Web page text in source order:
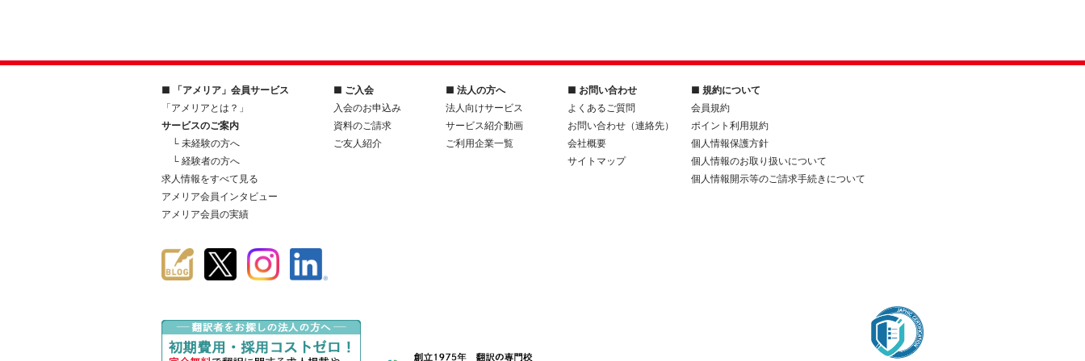
■ 「アメリア」会員サービス
「アメリアとは？」
サービスのご案内
└ 未経験の方へ
└ 経験者の方へ
求人情報をすべて見る
アメリア会員インタビュー
アメリア会員の実績
■ ご入会
入会のお申込み
資料のご請求
ご友人紹介
■ 法人の方へ
法人向けサービス
サービス紹介動画
ご利用企業一覧
■ お問い合わせ
よくあるご質問
お問い合わせ（連絡先）
会社概要
サイトマップ
■ 規約について
会員規約
ポイント利用規約
個人情報保護方針
個人情報のお取り扱いについて
個人情報開示等のご請求手続きについて